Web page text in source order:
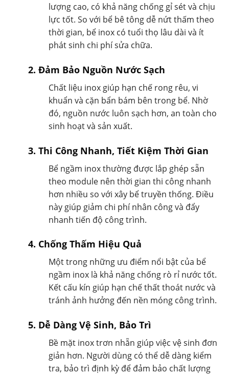
lượng cao, có khả năng chống gỉ sét và chịu
lực tốt. So với bể bê tông dễ nứt thấm theo
thời gian, bể inox có tuổi thọ lâu dài và ít
phát sinh chi phí sửa chữa.
2. Đảm Bảo Nguồn Nước Sạch
Chất liệu inox giúp hạn chế rong rêu, vi
khuẩn và cặn bẩn bám bên trong bể. Nhờ
đó, nguồn nước luôn sạch hơn, an toàn cho
sinh hoạt và sản xuất.
3. Thi Công Nhanh, Tiết Kiệm Thời Gian
Bể ngầm inox thường được lắp ghép sẵn
theo module nên thời gian thi công nhanh
hơn nhiều so với xây bể truyền thống. Điều
này giúp giảm chi phí nhân công và đẩy
nhanh tiến độ công trình.
4. Chống Thấm Hiệu Quả
Một trong những ưu điểm nổi bật của bể
ngầm inox là khả năng chống rò rỉ nước tốt.
Kết cấu kín giúp hạn chế thất thoát nước và
tránh ảnh hưởng đến nền móng công trình.
5. Dễ Dàng Vệ Sinh, Bảo Trì
Bề mặt inox trơn nhẵn giúp việc vệ sinh đơn
giản hơn. Người dùng có thể dễ dàng kiểm
tra, bảo trì định kỳ để đảm bảo chất lượng